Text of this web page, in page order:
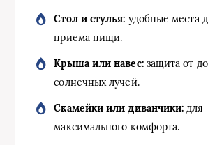
Стол и стулья: удобные места
приема пищи.
Крыша или навес:защита от
солнечных лучей.
Скамейки или диванчики: для
максимального комфорта.